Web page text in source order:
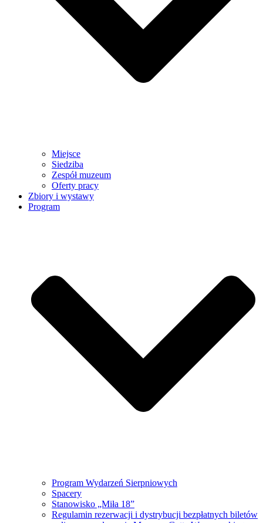
Miejsce
Siedziba
Zespół muzeum
Oferty pracy
Zbiory i wystawy
Program
Program Wydarzeń Sierpniowych
Spacery
Stanowisko „Miła 18”
Regulamin rezerwacji i dystrybucji bezpłatnych biletów